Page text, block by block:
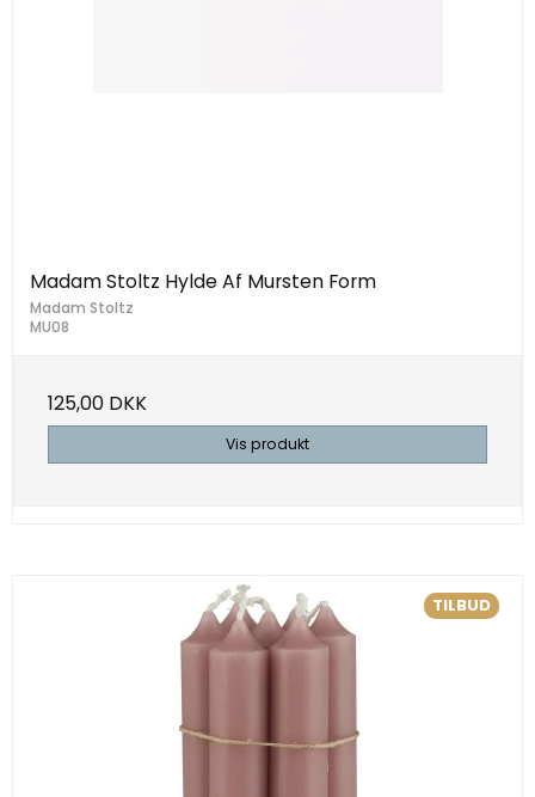
Madam Stoltz Hylde Af Mursten Form
Madam Stoltz
MU08
125,00 DKK
Vis produkt
TILBUD